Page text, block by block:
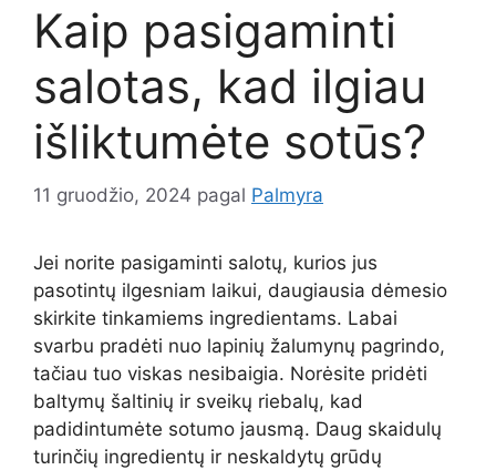
Kaip pasigaminti
salotas, kad ilgiau
išliktumėte sotūs?
11 gruodžio, 2024 pagal Palmyra
Jei norite pasigaminti salotų, kurios jus
pasotintų ilgesniam laikui, daugiausia dėmesio
skirkite tinkamiems ingredientams. Labai
svarbu pradėti nuo lapinių žalumynų pagrindo,
tačiau tuo viskas nesibaigia. Norėsite pridėti
baltymų šaltinių ir sveikų riebalų, kad
padidintumėte sotumo jausmą. Daug skaidulų
turinčių ingredientų ir neskaldytų grūdų